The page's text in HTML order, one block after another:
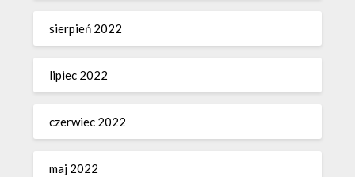
sierpień 2022
lipiec 2022
czerwiec 2022
maj 2022